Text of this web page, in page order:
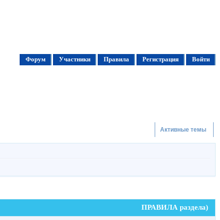
Форум Участники Правила Регистрация Войти
Активные темы
ПРАВИЛА раздела)